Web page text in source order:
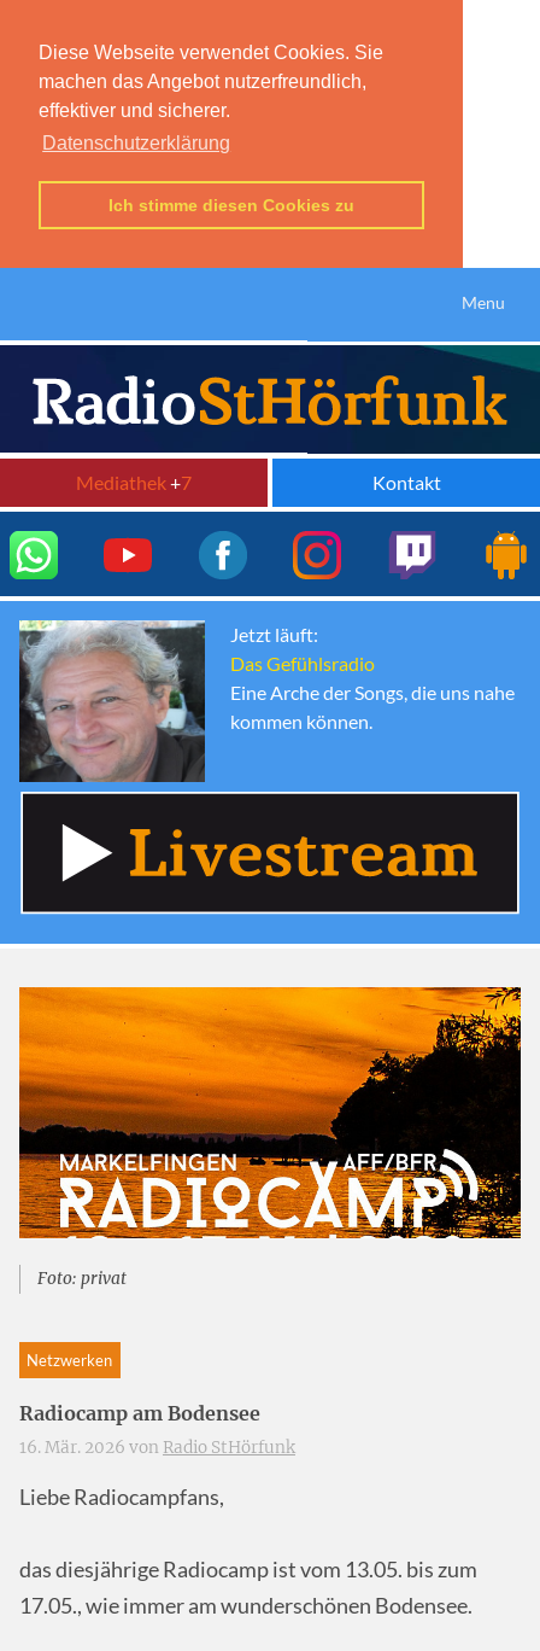
Diese Webseite verwendet Cookies. Sie
machen das Angebot nutzerfreundlich,
effektiver und sicherer.
Datenschutzerklärung
Ich stimme diesen Cookies zu
Menu
Mediathek+7 Kontakt
Jetzt läuft:
Das Gefühlsradio
Eine Arche der Songs, die uns nahe
kommen können.
Foto: privat
Netzwerken
Radiocamp am Bodensee
16. Mär. 2026 von Radio StHörfunk
Liebe Radiocampfans,
das diesjährige Radiocamp ist vom 13.05. bis zum
17.05., wie immer am wunderschönen Bodensee.